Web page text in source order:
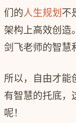
们的人生规划 不
架构上高效创造
剑飞老师的智慧
所以，自由才能
有智慧的托底，
呢！